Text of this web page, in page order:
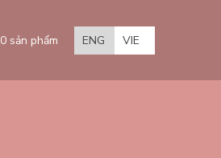
0 sản phẩm ENG VIE